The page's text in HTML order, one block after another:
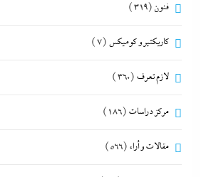
فنون (319)
كاريكتير و كوميكس (7)
لازم تعرف (360)
مركز دراسات (186)
مقالات و أراء (566)